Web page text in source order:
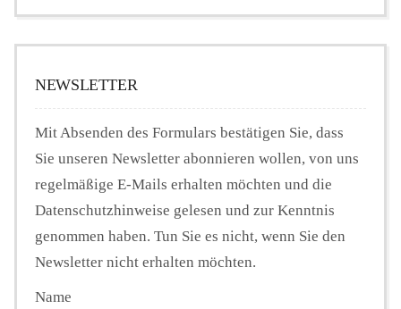
NEWSLETTER
Mit Absenden des Formulars bestätigen Sie, dass
Sie unseren Newsletter abonnieren wollen, von uns
regelmäßige E-Mails erhalten möchten und die
Datenschutzhinweise gelesen und zur Kenntnis
genommen haben. Tun Sie es nicht, wenn Sie den
Newsletter nicht erhalten möchten.
Name